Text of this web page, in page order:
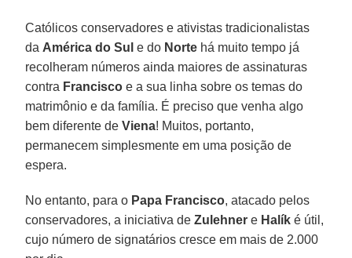
Católicos conservadores e ativistas tradicionalistas
da América do Sul e do Norte há muito tempo já
recolheram números ainda maiores de assinaturas
contra Francisco e a sua linha sobre os temas do
matrimônio e da família. É preciso que venha algo
bem diferente deViena! Muitos, portanto,
permanecem simplesmente em uma posição de
espera.
No entanto, para o Papa Francisco, atacado pelos
conservadores, a iniciativa deZulehner e Halík é útil,
cujo número de signatários cresce em mais de 2.000